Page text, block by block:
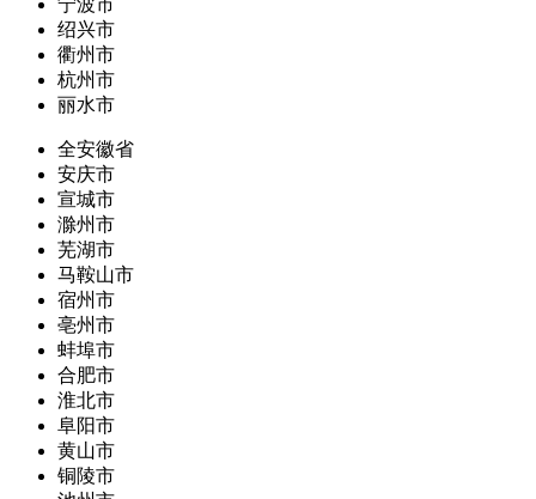
宁波市
绍兴市
衢州市
杭州市
丽水市
全安徽省
安庆市
宣城市
滁州市
芜湖市
马鞍山市
宿州市
亳州市
蚌埠市
合肥市
淮北市
阜阳市
黄山市
铜陵市